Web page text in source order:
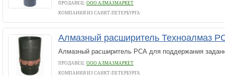
ПРОДАВЕЦ: ООО АЛМАЗМАРКЕТ
КОМПАНИЯ ИЗ САНКТ-ПЕТЕРБУРГА
Алмазный расширитель Техноалмаз
Алмазный расширитель РСА для поддержания
ПРОДАВЕЦ: ООО АЛМАЗМАРКЕТ
КОМПАНИЯ ИЗ САНКТ-ПЕТЕРБУРГА